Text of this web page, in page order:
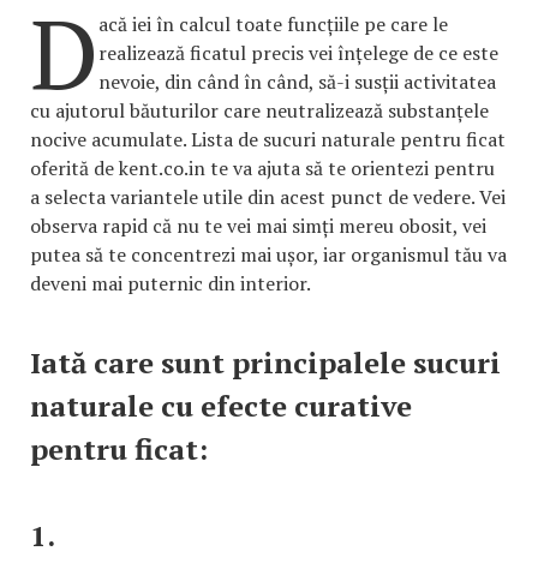
D acă iei în calcul toate funcțiile pe care le
realizează ficatul precis vei înțelege de ce este
nevoie, din când în când, să-i susții activitatea
cu ajutorul băuturilor care neutralizează substanțele
nocive acumulate. Lista de sucuri naturale pentru ficat
oferită de kent.co.in te va ajuta să te orientezi pentru
a selecta variantele utile din acest punct de vedere. Vei
observa rapid că nu te vei mai simți mereu obosit, vei
putea să te concentrezi mai ușor, iar organismul tău va
deveni mai puternic din interior.
Iată care sunt principalele sucuri
naturale cu efecte curative
pentru ficat:
1.